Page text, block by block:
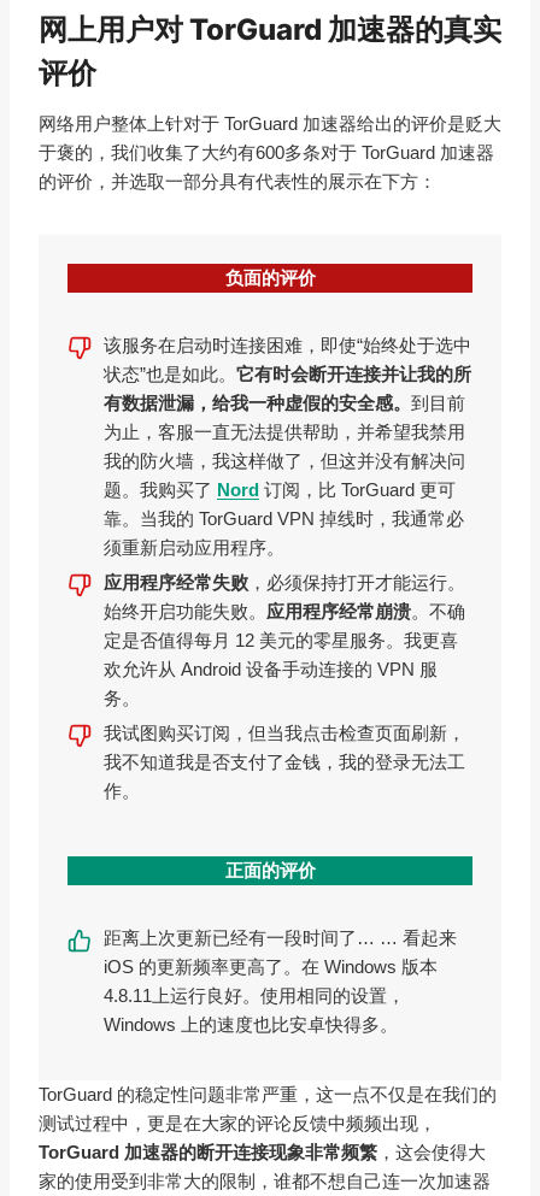
网上用户对 TorGuard 加速器的真实
评价
网络用户整体上针对于 TorGuard 加速器给出的评价是贬大
于褒的，我们收集了大约有600多条对于 TorGuard 加速器
的评价，并选取一部分具有代表性的展示在下方：
负面的评价
该服务在启动时连接困难，即使“始终处于选中
状态”也是如此。 它有时会断开连接并让我的所
有数据泄漏，给我一种虚假的安全感。 到目前
为止，客服一直无法提供帮助，并希望我禁用
我的防火墙，我这样做了，但这并没有解决问
题。我购买了 Nord 订阅，比 TorGuard 更可
靠。当我的 TorGuard VPN 掉线时，我通常必
须重新启动应用程序。
应用程序经常失败 ，必须保持打开才能运行。
始终开启功能失败。 应用程序经常崩溃。不确
定是否值得每月 12 美元的零星服务。我更喜
欢允许从 Android 设备手动连接的 VPN 服
务。
我试图购买订阅，但当我点击检查页面刷新，
我不知道我是否支付了金钱，我的登录无法工
作。
正面的评价
距离上次更新已经有一段时间了… … 看起来
iOS 的更新频率更高了。在 Windows 版本
4.8.11上运行良好。使用相同的设置，
Windows 上的速度也比安卓快得多。
TorGuard 的稳定性问题非常严重，这一点不仅是在我们的
测试过程中，更是在大家的评论反馈中频频出现，
TorGuard 加速器的断开连接现象非常频繁 ，这会使得大
家的使用受到非常大的限制，谁都不想自己连一次加速器